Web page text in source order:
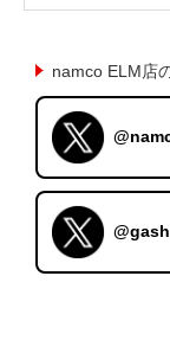
namco ELM店